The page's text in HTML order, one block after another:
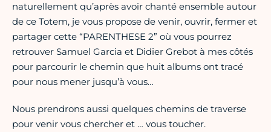
naturellement qu’après avoir chanté ensemble autour
de ce Totem, je vous propose de venir, ouvrir, fermer et
partager cette “PARENTHESE 2” où vous pourrez
retrouver Samuel Garcia et Didier Grebot à mes côtés
pour parcourir le chemin que huit albums ont tracé
pour nous mener jusqu’à vous…
Nous prendrons aussi quelques chemins de traverse
pour venir vous chercher et … vous toucher.